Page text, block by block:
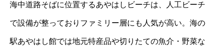
海中道路そばに位置するあやはしビーチは、人工ビーチ
で設備が整っておりファミリー層にも人気が高い。海の
駅あやはし館では地元特産品や切りたての魚介・野菜な